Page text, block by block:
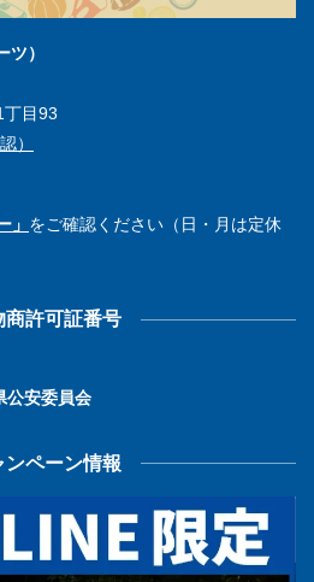
）
丁目93
）
」 をご確認ください（日・月は定休
商許可証番号
公安委員会
ンペーン情報